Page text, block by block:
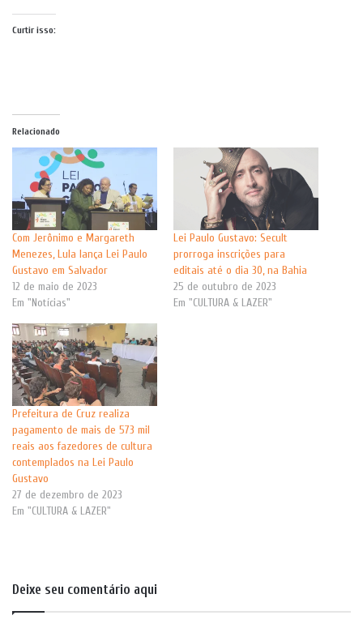
Curtir isso:
Relacionado
Com Jerônimo e Margareth
Menezes, Lula lança Lei Paulo
Gustavo em Salvador
12 de maio de 2023
Em "Notícias"
Lei Paulo Gustavo: Secult
prorroga inscrições para
editais até o dia 30, na Bahia
25 de outubro de 2023
Em "CULTURA & LAZER"
Prefeitura de Cruz realiza
pagamento de mais de 573 mil
reais aos fazedores de cultura
contemplados na Lei Paulo
Gustavo
27 de dezembro de 2023
Em "CULTURA & LAZER"
Deixe seu comentário aqui